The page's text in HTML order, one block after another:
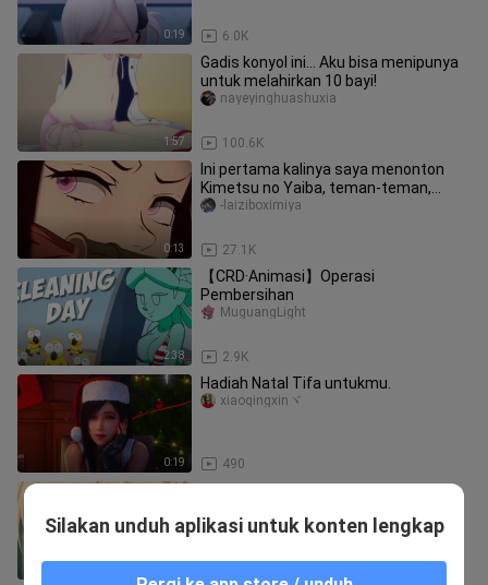
0:19 6.0K
1:57
Gadis konyol ini... Aku bisa menipunya
untuk melahirkan 10 bayi!
100.6K
nayeyinghuashuxia
0:13
Ini pertama kalinya saya menonton
Kimetsu no Yaiba, teman-teman,
tolong bantu saya memeriksa apakah
27.1K
-laiziboximiya
2:38
【CRD·Animasi】Operasi
Pembersihan
2.9K
MuguangLight
0:19
Hadiah Natal Tifa untukmu.
490
xiaoqingxinヾ
Silakan unduh aplikasi untuk konten lengkap